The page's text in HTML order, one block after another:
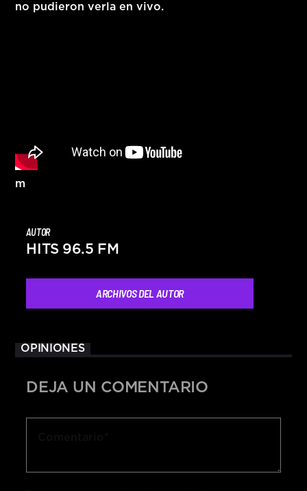
no pudieron verla en vivo.
m
AUTOR
HITS 96.5 FM
ARCHIVOS DEL AUTOR
OPINIONES
DEJA UN COMENTARIO